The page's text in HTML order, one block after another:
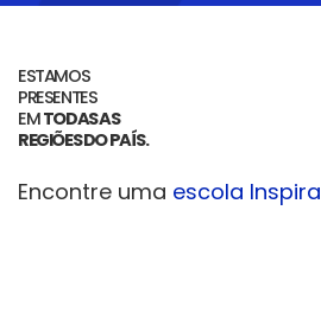
ESTAMOS
PRESENTES
EMTODAS AS
REGIÕES DO PAÍS.
Encontre uma escola Inspira